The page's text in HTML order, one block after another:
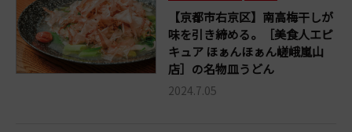
【京都市右京区】南高梅干しが
味を引き締める。［美食人エピ
キュア ほぁんほぁん嵯峨嵐山
店］の名物皿うどん
2024.7.05